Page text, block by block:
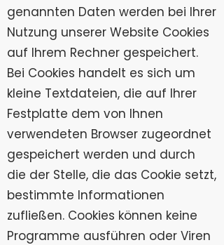
genannten Daten werden bei Ihrer
Nutzung unserer Website Cookies
auf Ihrem Rechner gespeichert.
Bei Cookies handelt es sich um
kleine Textdateien, die auf Ihrer
Festplatte dem von Ihnen
verwendeten Browser zugeordnet
gespeichert werden und durch
die der Stelle, die das Cookie setzt,
bestimmte Informationen
zufließen. Cookies können keine
Programme ausführen oder Viren